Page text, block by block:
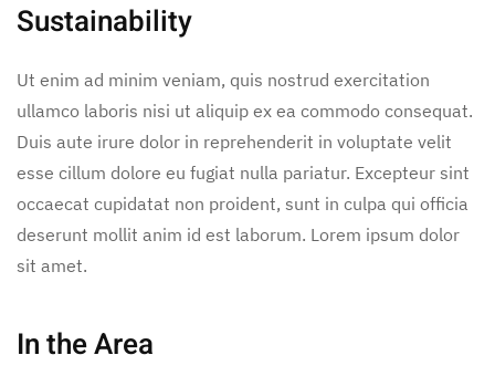
Sustainability
Ut enim ad minim veniam, quis nostrud exercitation
ullamco laboris nisi ut aliquip ex ea commodo consequat.
Duis aute irure dolor in reprehenderit in voluptate velit
esse cillum dolore eu fugiat nulla pariatur. Excepteur sint
occaecat cupidatat non proident, sunt in culpa qui officia
deserunt mollit anim id est laborum. Lorem ipsum dolor
sit amet.
In the Area